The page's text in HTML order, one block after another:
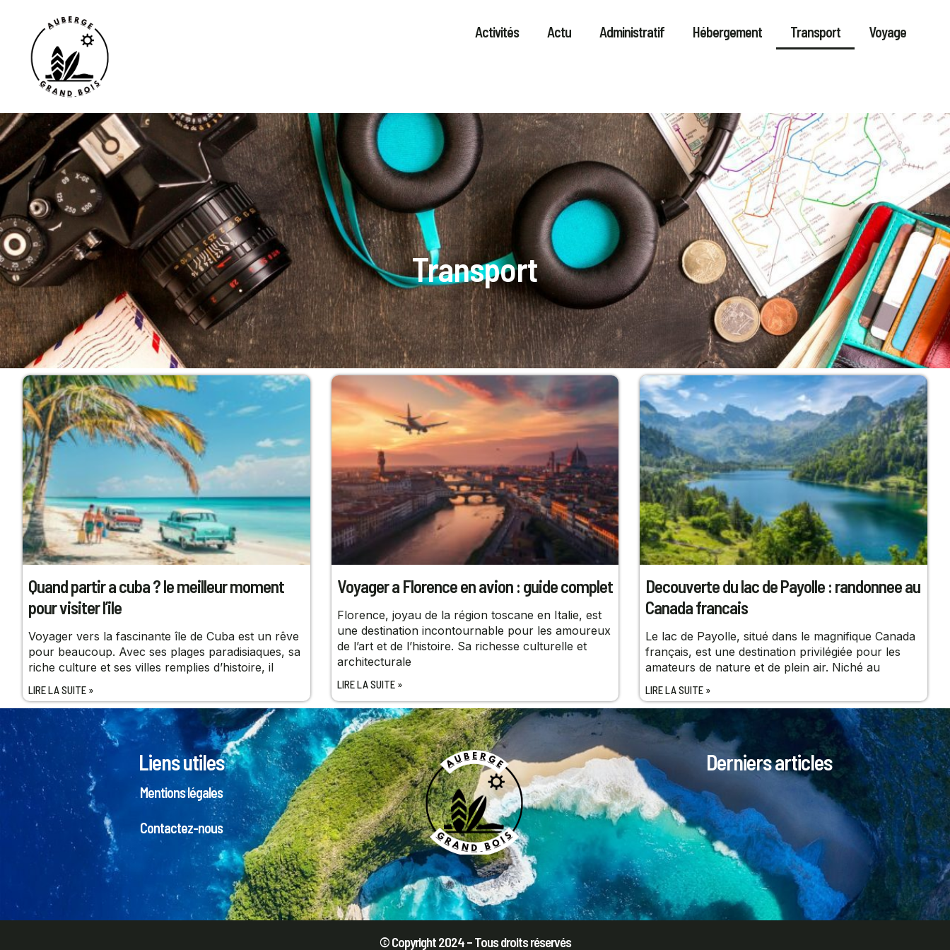
Activités Actu Administratif Hébergement Transport Voyage
Transport
Quand partir a cuba ? le meilleur moment
pour visiter l’ile
Voyager vers la fascinante île de Cuba est un rêve
pour beaucoup. Avec ses plages paradisiaques, sa
riche culture et ses villes remplies d’histoire, il
LIRE LA SUITE »
Voyager a Florence en avion : guide complet
Florence, joyau de la région toscane en Italie, est
une destination incontournable pour les amoureux
de l’art et de l’histoire. Sa richesse culturelle et
architecturale
LIRE LA SUITE »
Decouverte du lac de Payolle : randonnee au
Canada francais
Le lac de Payolle, situé dans le magnifique Canada
français, est une destination privilégiée pour les
amateurs de nature et de plein air. Niché au
LIRE LA SUITE »
Liens utiles
Mentions légales
Contactez-nous
Derniers articles
© Copyright 2024 – Tous droits réservés